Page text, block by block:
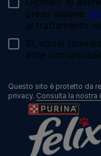
Questo sito è protetto da
privacy. Consulta la nostra
©Reg. Trademark of Nestlé
Codice Fiscale e Partita
Netiquette